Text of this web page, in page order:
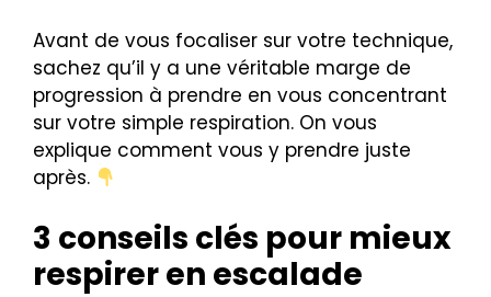
Avant de vous focaliser sur votre technique,
sachez qu’il y a une véritable marge de
progression à prendre en vous concentrant
sur votre simple respiration. On vous
explique comment vous y prendre juste
après.
3 conseils clés pour mieux
respirer en escalade